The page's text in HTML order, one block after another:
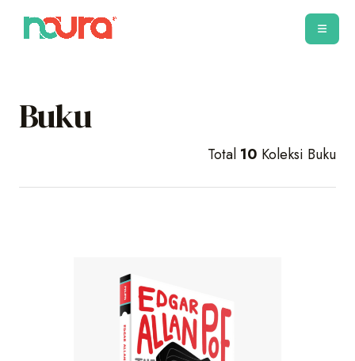
Buku
Total 10 Koleksi Buku